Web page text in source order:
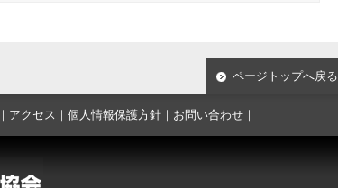
ページトップへ戻る
｜ アクセス ｜ 個人情報保護方針 ｜ お問い合わせ ｜